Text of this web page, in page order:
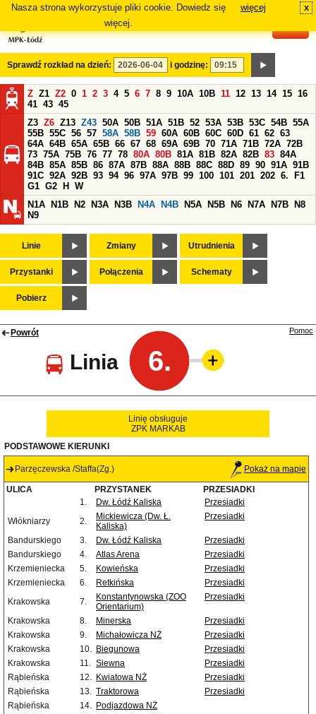
Nasza strona wykorzystuje pliki cookie. Dowiedz się
więcej.
więcej x
Sprawdź rozkład na dzień: i godzinę:
Z Z1 Z2 0 1 2 3 4 5 6 7 8 9 10A 10B 11 12 13 14 15 16
41 43 45
Z3 Z6 Z13 Z43 50A 50B 51A 51B 52 53A 53B 53C 54B 55A
55B 55C 56 57 58A 58B 59 60A 60B 60C 60D 61 62 63
64A 64B 65A 65B 66 67 68 69A 69B 70 71A 71B 72A 72B
73 75A 75B 76 77 78 80A 80B 81A 81B 82A 82B 83 84A
84B 85A 85B 86 87A 87B 88A 88B 88C 88D 89 90 91A 91B
91C 92A 92B 93 94 96 97A 97B 99 100 101 201 202 6.
F1
G1 G2 H
W
N1A
N1B N2 N3A N3B N4A N4B N5A N5B N6 N7A N7B
N8
N9
Linie Zmiany Utrudnienia
Przystanki Połączenia Schematy
Pobierz
Powrót
Linia 6.
Pomoc
Linię obsługuje
ZPK MARKAB
PODSTAWOWE KIERUNKI
Parzęczewska /Staffa(Zg.) Pokaż na mapie
ULICA PRZYSTANEK
PRZESIADKI
1.
Dw. Łódź Kaliska
Przesiadki
Włókniarzy
2.
Mickiewicza (Dw. Ł.
Kaliska)
Przesiadki
Bandurskiego 3. Dw. Łódź Kaliska
Przesiadki
Bandurskiego
4. Atlas Arena
Przesiadki
Krzemieniecka
5. Kowieńska
Przesiadki
Krzemieniecka
6. Retkińska
Przesiadki
Krakowska
7.
Konstantynowska (ZOO
Orientarium)
Przesiadki
Krakowska 8. Minerska
Przesiadki
Krakowska
9. Michałowicza NŻ
Przesiadki
Krakowska
10. Biegunowa
Przesiadki
Krakowska
11. Siewna
Przesiadki
Rąbieńska
12. Kwiatowa NŻ
Przesiadki
Rąbieńska
13. Traktorowa
Przesiadki
Rąbieńska
14. Podjazdowa NŻ